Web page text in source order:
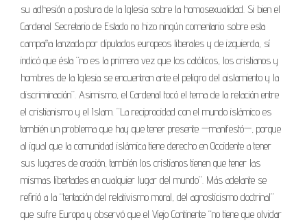
su adhesión a postura de la Iglesia sobre la homosexualidad. Si bien el
Cardenal Secretario de Estado no hizo ningún comentario sobre esta
campaña lanzada por diputados europeos liberales y de izquierda, sí
indicó que ésta “no es la primera vez que los católicos, los cristianos y
hombres de la Iglesia se encuentran ante el peligro del aislamiento y la
discriminación”. Asimismo, el Cardenal tocó el tema de la relación entre
el cristianismo y el Islam. “La reciprocidad con el mundo islámico es
también un problema que hay que tener presente —manifestó—, porque
al igual que la comunidad islámica tiene derecho en Occidente a tener
sus lugares de oración, también los cristianos tienen que tener las
mismas libertades en cualquier lugar del mundo”. Más adelante se
refirió a la “tentación del relativismo moral, del agnosticismo doctrinal”
que sufre Europa y observó que el Viejo Continente “no tiene que olvidar